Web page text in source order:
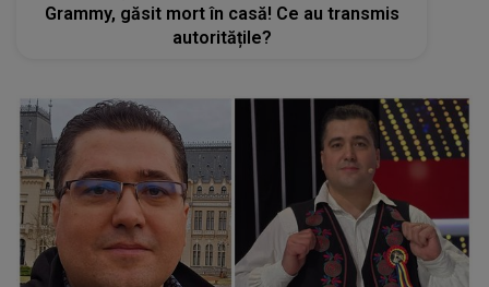
Grammy, găsit mort în casă! Ce au transmis
autoritățile?